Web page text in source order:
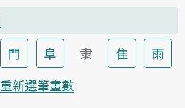
門 阜 隶 隹
雨
重新選筆畫數